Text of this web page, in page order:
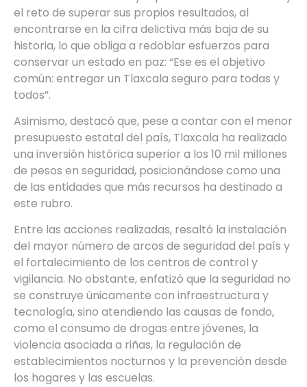
el reto de superar sus propios resultados, al
encontrarse en la cifra delictiva más baja de su
historia, lo que obliga a redoblar esfuerzos para
conservar un estado en paz: “Ese es el objetivo
común: entregar un Tlaxcala seguro para todas y
todos”.
Asimismo, destacó que, pese a contar con el menor
presupuesto estatal del país, Tlaxcala ha realizado
una inversión histórica superior a los 10 mil millones
de pesos en seguridad, posicionándose como una
de las entidades que más recursos ha destinado a
este rubro.
Entre las acciones realizadas, resaltó la instalación
del mayor número de arcos de seguridad del país y
el fortalecimiento de los centros de control y
vigilancia. No obstante, enfatizó que la seguridad no
se construye únicamente con infraestructura y
tecnología, sino atendiendo las causas de fondo,
como el consumo de drogas entre jóvenes, la
violencia asociada a riñas, la regulación de
establecimientos nocturnos y la prevención desde
los hogares y las escuelas.